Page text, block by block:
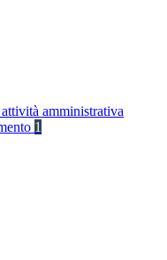
amministrativa
1